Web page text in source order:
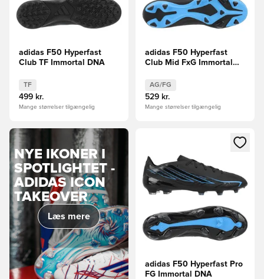
adidas F50 Hyperfast
Club TF Immortal DNA
TF
499 kr.
Mange størrelser tilgængelig
adidas F50 Hyperfast
Club Mid FxG Immortal
AG/FG
529 kr.
Mange størrelser tilgængelig
NYE IKONER I
SPOTLIGHTET -
ADIDAS ICON
TAKEOVER
Læs mere
Åbner en Modal til at logge
adidas F50 Hyperfast Pro
FG Immortal DNA